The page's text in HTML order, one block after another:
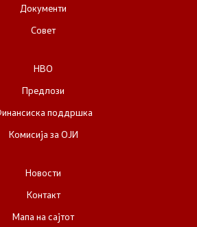
Документи
Совет
НВО
Предлози
поддршка
Комисија за ОЈИ
Новости
Контакт
Мапа на сајтот